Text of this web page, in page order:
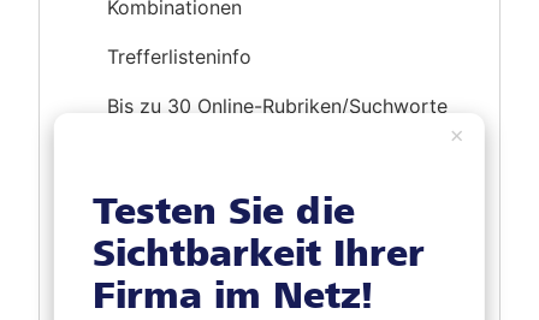
Kombinationen
Trefferlisteninfo
Bis zu 30 Online-Rubriken/Suchworte
Bis zu 30 Online-Bilder mit
Schaufenster
Online-Broschüre
Testen Sie die
Sichtbarkeit Ihrer
Firma im Netz!
×